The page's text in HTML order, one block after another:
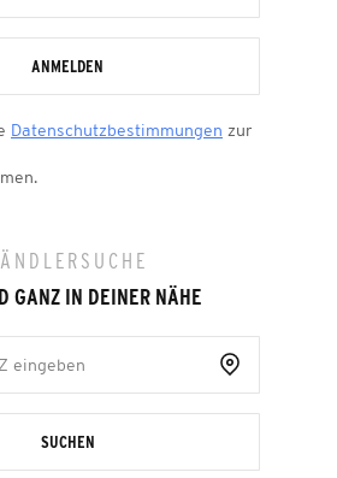
ANMELDEN
Datenschutzbestimmungen zur
GANZ IN DEINER NÄHE
SUCHEN